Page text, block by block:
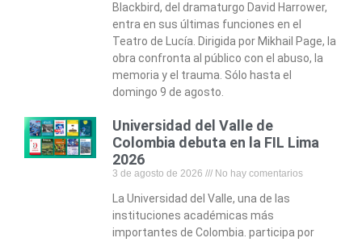
Blackbird, del dramaturgo David Harrower,
entra en sus últimas funciones en el
Teatro de Lucía. Dirigida por Mikhail Page, la
obra confronta al público con el abuso, la
memoria y el trauma. Sólo hasta el
domingo 9 de agosto.
Universidad del Valle de
Colombia debuta en la FIL Lima
2026
3 de agosto de 2026 No hay comentarios
La Universidad del Valle, una de las
instituciones académicas más
importantes de Colombia. participa por